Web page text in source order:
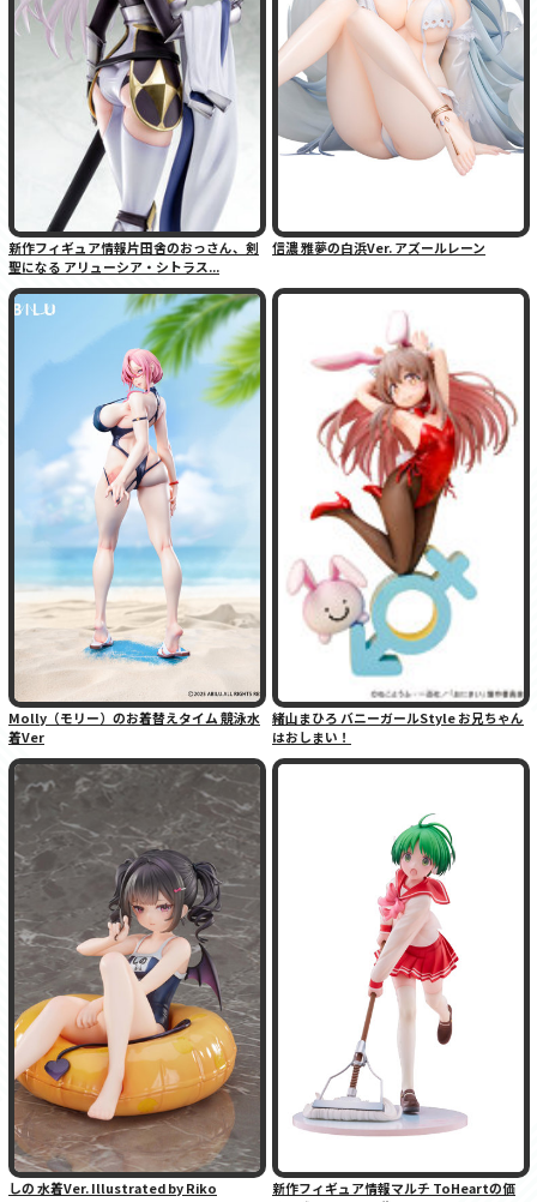
新作フィギュア情報片田舎のおっさん、剣
聖になる アリューシア・シトラス...
信濃 雅夢の白浜Ver. アズールレーン
Molly（モリー）のお着替えタイム 競泳水
着Ver
緒山まひろ バニーガールStyle お兄ちゃん
はおしまい！
しの 水着Ver. Illustrated by Riko
新作フィギュア情報マルチ ToHeartの価